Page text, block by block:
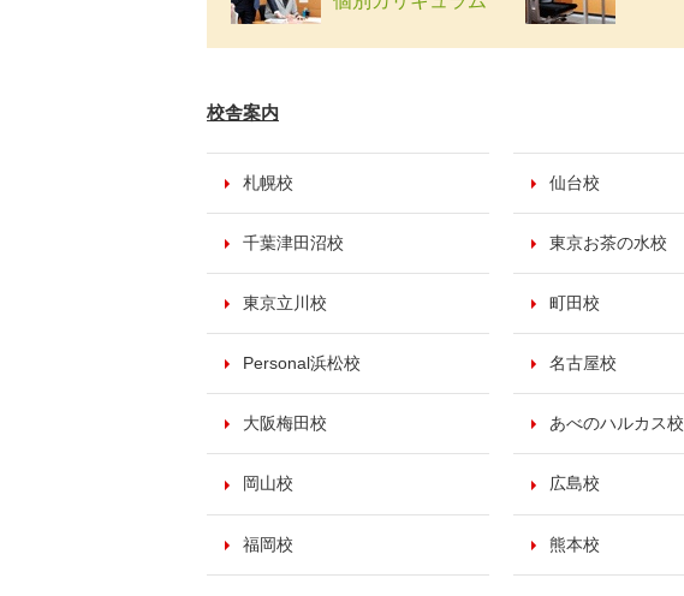
校舎案内
札幌校 仙台校
千葉津田沼校 東京お茶の水校
東京立川校 町田校
Personal浜松校 名古屋校
大阪梅田校 あべのハルカス校
岡山校 広島校
福岡校 熊本校